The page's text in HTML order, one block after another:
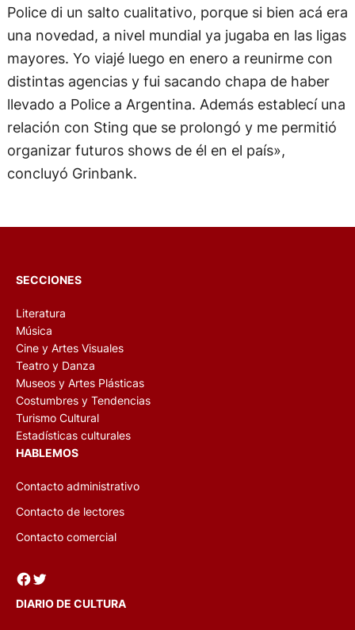
Police di un salto cualitativo, porque si bien acá era
una novedad, a nivel mundial ya jugaba en las ligas
mayores. Yo viajé luego en enero a reunirme con
distintas agencias y fui sacando chapa de haber
llevado a Police a Argentina. Además establecí una
relación con Sting que se prolongó y me permitió
organizar futuros shows de él en el país»,
concluyó Grinbank.
SECCIONES
Literatura
Música
Cine y Artes Visuales
Teatro y Danza
Museos y Artes Plásticas
Costumbres y Tendencias
Turismo Cultural
Estadísticas culturales
HABLEMOS
Contacto administrativo
Contacto de lectores
Contacto comercial
Facebook Twitter
DIARIO DE CULTURA